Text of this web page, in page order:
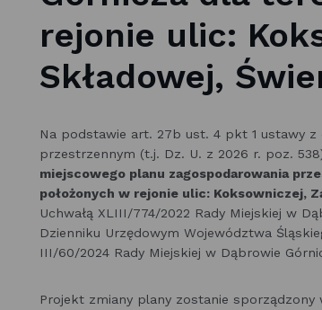
rejonie ulic:
Składowej,
Na podstawie art. 27b ust. 4 pkt 1 ustawy
przestrzennym (t.j. Dz. U. z 2026 r. poz.
miejscowego planu zagospodarowania
położonych w rejonie ulic: Koksowniczej,
Uchwałą XLIII/774/2022 Rady Miejskiej w
Dzienniku Urzędowym Województwa
III/60/2024 Rady Miejskiej w Dąbrowie
Projekt zmiany plany zostanie